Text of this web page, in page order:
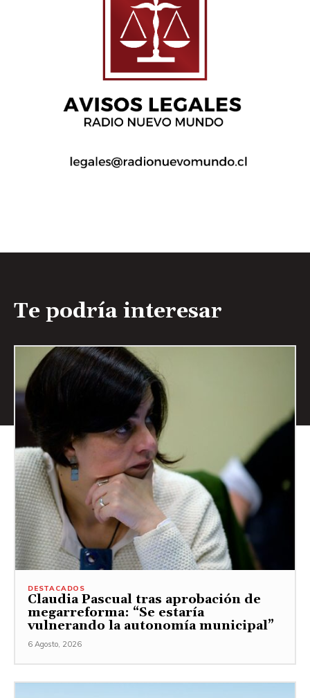
Te podría interesar
DESTACADOS
Claudia Pascual tras aprobación de
megarreforma: “Se estaría
vulnerando la autonomía municipal”
6 Agosto, 2026